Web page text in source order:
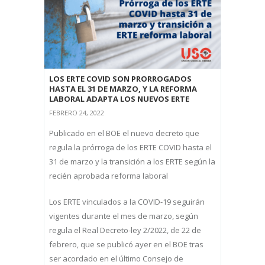
LOS ERTE COVID SON PRORROGADOS
HASTA EL 31 DE MARZO, Y LA REFORMA
LABORAL ADAPTA LOS NUEVOS ERTE
FEBRERO 24, 2022
Publicado en el BOE el nuevo decreto que
regula la prórroga de los ERTE COVID hasta el
31 de marzo y la transición a los ERTE según la
recién aprobada reforma laboral
Los ERTE vinculados a la COVID-19 seguirán
vigentes durante el mes de marzo, según
regula el Real Decreto-ley 2/2022, de 22 de
febrero, que se publicó ayer en el BOE tras
ser acordado en el último Consejo de